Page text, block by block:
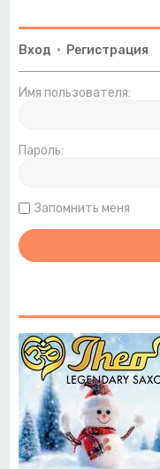
Вход • Регистрация
Имя пользователя:
Пароль:
Запомнить меня